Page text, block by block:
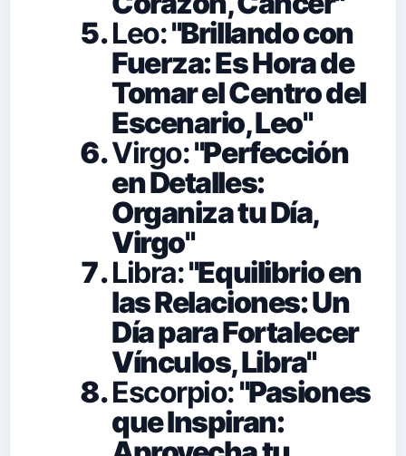
Leo:"Brillando con
Fuerza: Es Hora de
Tomar el Centro del
Escenario, Leo"
Virgo:"Perfección
en Detalles:
Organiza tu Día,
Virgo"
Libra:"Equilibrio en
las Relaciones: Un
Día para Fortalecer
Vínculos, Libra"
Escorpio:"Pasiones
que Inspiran: